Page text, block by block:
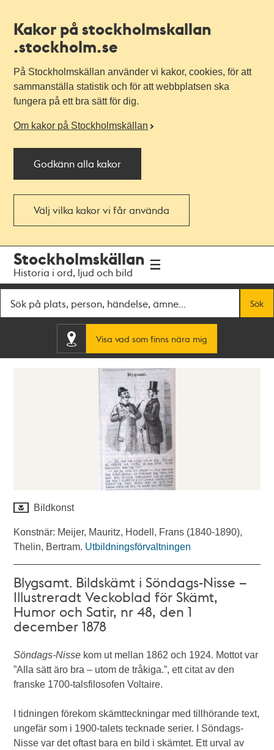
Kakor på stockholmskallan
.stockholm.se
På Stockholmskällan använder vi kakor, cookies, för att
sammanställa statistik och för att webbplatsen ska
fungera på ett bra sätt för dig.
Om kakor på Stockholmskällan
Godkänn alla kakor
Välj vilka kakor vi får använda
navigationen
huvudinnehållet
Stockholmskällan
Historia i ord, ljud och bild
Sök
Visa vad som finns nära mig
Bildkonst
Konstnär: Meijer, Mauritz, Hodell, Frans (1840-1890),
Thelin, Bertram. Utbildningsförvaltningen
Blygsamt. Bildskämt i Söndags-Nisse –
Illustreradt Veckoblad för Skämt,
Humor och Satir, nr 48, den 1
december 1878
Söndags-Nisse kom ut mellan 1862 och 1924. Mottot var
”Alla sätt äro bra – utom de tråkiga.”, ett citat av den
franske 1700-talsfilosofen Voltaire.
I tidningen förekom skämtteckningar med tillhörande text,
ungefär som i 1900-talets tecknade serier. I Söndags-
Nisse var det oftast bara en bild i skämtet. Ett urval av